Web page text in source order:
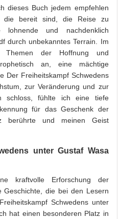
dieses Buch jedem empfehlen
die bereit sind, die Reise zu
und nachdenklich
durch unbekanntes Terrain. Im
Themen der Hoffnung und
an, eine mächtige
Der Freiheitskampf Schwedens
zur Veränderung und zur
schloss, fühlte ich eine tiefe
für das Geschenk der
berührte und meinen Geist
unter Gustaf Wasa
kraftvolle Erforschung der
Geschichte, die bei den Lesern
Schwedens unter
hat einen besonderen Platz in